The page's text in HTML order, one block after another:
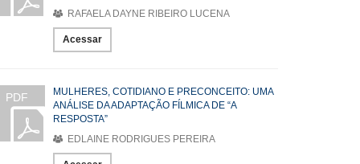
RAFAELA DAYNE RIBEIRO LUCENA
Acessar
PDF
MULHERES, COTIDIANO E PRECONCEITO: UMA
ANÁLISE DA ADAPTAÇÃO FÍLMICA DE “A
RESPOSTA”
EDLAINE RODRIGUES PEREIRA